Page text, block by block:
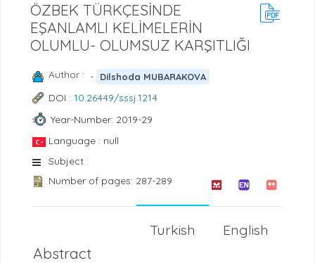
ÖZBEK TÜRKÇESİNDE
EŞANLAMLI KELİMELERİN
OLUMLU- OLUMSUZ KARŞITLIĞI
Author : - Dilshoda MUBARAKOVA
DOI : 10.26449/sssj.1214
Year-Number: 2019-29
Language : null
Subject :
Number of pages: 287-289
English
Turkish
Abstract